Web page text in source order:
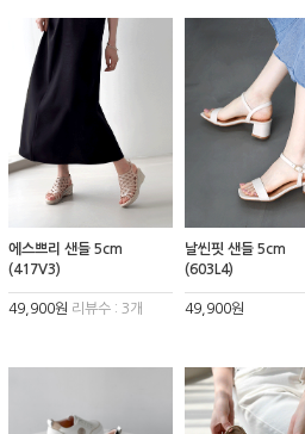
에스쁘리 샌들 5cm
(417V3)
49,900원 리뷰수 : 3개
날씬핏 샌들 5cm
(603L4)
49,900원